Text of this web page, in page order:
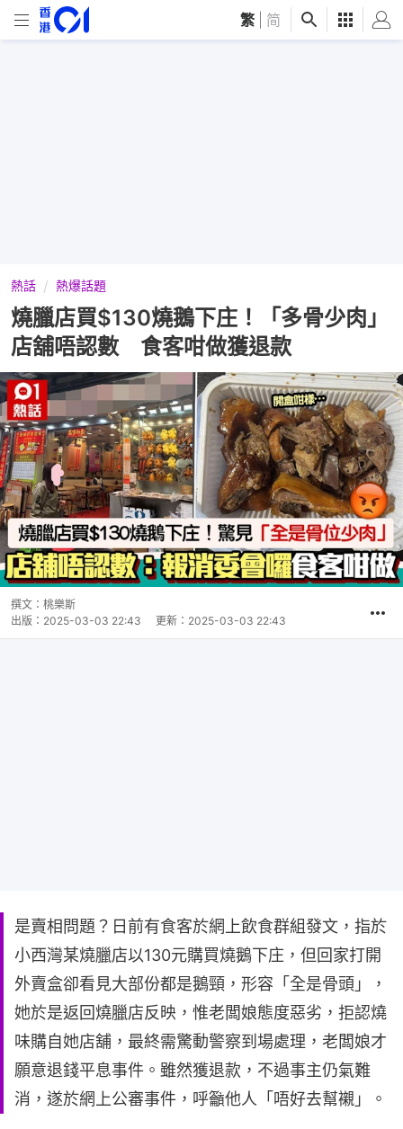
繁 简
熱話 熱爆話題
燒臘店買$130燒鵝下庄！「多骨少肉」
店舖唔認數 食客咁做獲退款
撰文： 桃樂斯
出版： 2025-03-03 22:43 更新： 2025-03-03 22:43
是賣相問題？日前有食客於網上飲食群組發文，指於
小西灣某燒臘店以130元購買燒鵝下庄，但回家打開
外賣盒卻看見大部份都是鵝頸，形容「全是骨頭」，
她於是返回燒臘店反映，惟老闆娘態度惡劣，拒認燒
味購自她店舖，最終需驚動警察到場處理，老闆娘才
願意退錢平息事件。雖然獲退款，不過事主仍氣難
消，遂於網上公審事件，呼籲他人「唔好去幫襯」。